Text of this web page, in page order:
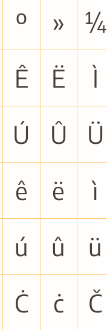
º » ¼
Ê Ë Ì
Ú Û Ü
ê ë ì
ú û ü
Ċ ċ Č